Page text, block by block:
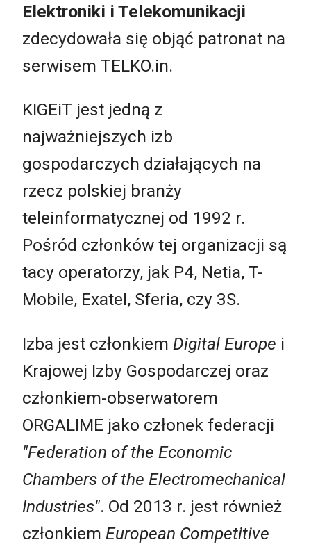
Elektroniki i Telekomunikacji
zdecydowała się objąć patronat na
serwisem TELKO.in.
KIGEiT jest jedną z
najważniejszych izb
gospodarczych działających na
rzecz polskiej branży
teleinformatycznej od 1992 r.
Pośród członków tej organizacji są
tacy operatorzy, jak P4, Netia, T-
Mobile, Exatel, Sferia, czy 3S.
Izba jest członkiem Digital Europe i
Krajowej Izby Gospodarczej oraz
członkiem-obserwatorem
ORGALIME jako członek federacji
"Federation of the Economic
Chambers of the Electromechanical
Industries". Od 2013 r. jest również
członkiem European Competitive